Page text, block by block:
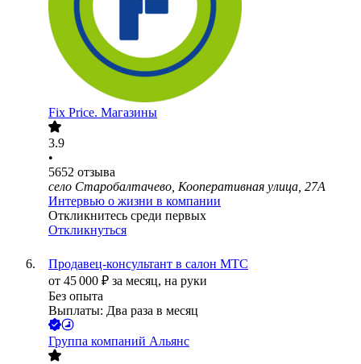
Fix Price. Магазины
3.9
•
5652 отзыва
село Старобалтачево, Кооперативная улица, 27А
Интервью о жизни в компании
Откликнитесь среди первых
Откликнуться
Продавец-консультант в салон МТС
от 45 000 ₽ за месяц, на руки
Без опыта
Выплаты: Два раза в месяц
Группа компаний Альянс